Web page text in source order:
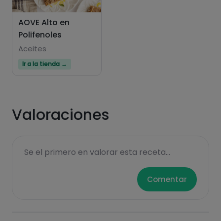
AOVE Alto en
Polifenoles
Aceites
Ir a la tienda →
Valoraciones
Se el primero en valorar esta receta...
Comentar